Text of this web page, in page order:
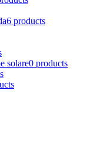
6 products
solare0 products